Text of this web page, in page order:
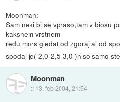
Moonman:
Sam neki bi se vpraso,tam v biosu
kaksnem vrstnem
redu mors gledat od zgoraj al od
spodaj je( 2,0-2,5-3,0 )niso samo
Moonman
:: 13. feb 2004, 21:54